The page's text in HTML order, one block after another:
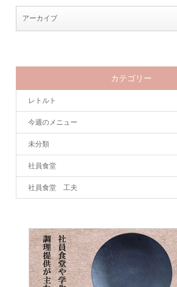
カテゴリー
レトルト
今週のメニュー
未分類
社員食堂
社員食堂 工夫